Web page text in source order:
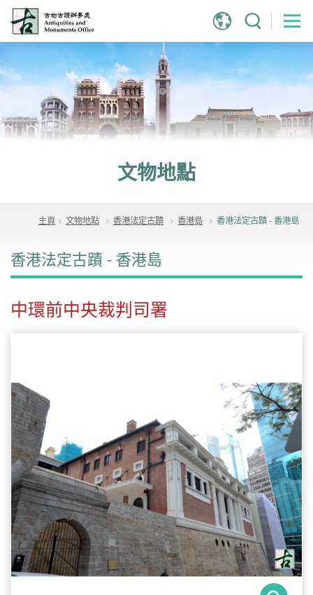
到
內
容
文物地點
主頁 文物地點 香港法定古蹟 香港島 香港法定古蹟 - 香港島
香港法定古蹟 - 香港島
中環前中央裁判司署